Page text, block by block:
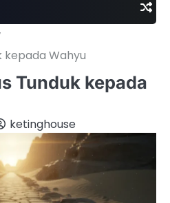
kepada Wahyu
Tunduk kepada
ketinghouse